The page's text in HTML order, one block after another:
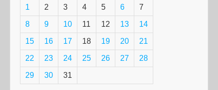
1 2 3 4 5 6 7
8 9 10 11 12 13 14
15 16 17 18 19 20 21
22 23 24 25 26 27 28
29 30 31